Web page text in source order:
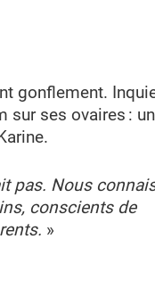
gonflement.
sur ses ovaires :
pas. Nous
conscients de
»